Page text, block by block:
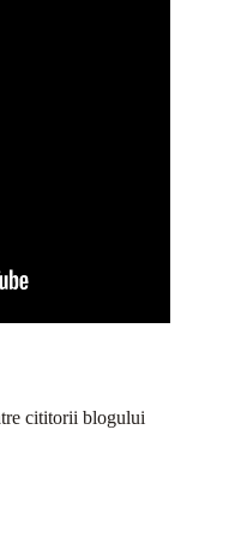
cititorii blogului